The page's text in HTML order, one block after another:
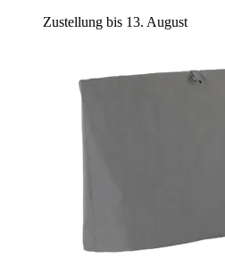
Zustellung bis 13. August